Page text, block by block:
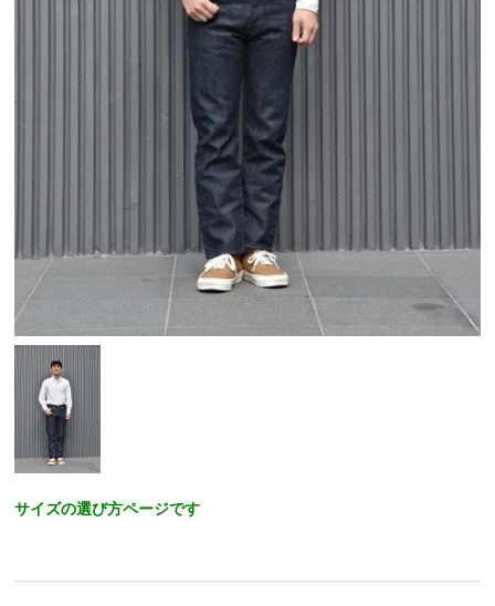
サイズの選び方ページです